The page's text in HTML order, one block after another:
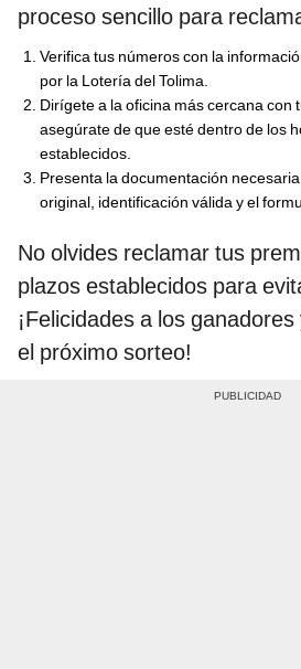
proceso sencillo para
Verifica tus números con la
por la Lotería del Tolima.
Dirígete a la oficina más cercana con
asegúrate de que esté dentro de los
establecidos.
Presenta la documentación
original, identificación válida y el
No olvides reclamar tus
plazos establecidos para
¡Felicidades a los
el próximo sorteo!